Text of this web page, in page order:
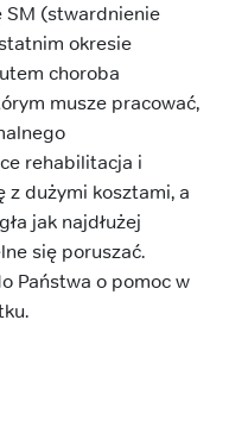
SM (stwardnienie
okresie
choroba
musze pracować,
rehabilitacja i
z dużymi kosztami, a
jak najdłużej
się poruszać.
Państwa o pomoc w